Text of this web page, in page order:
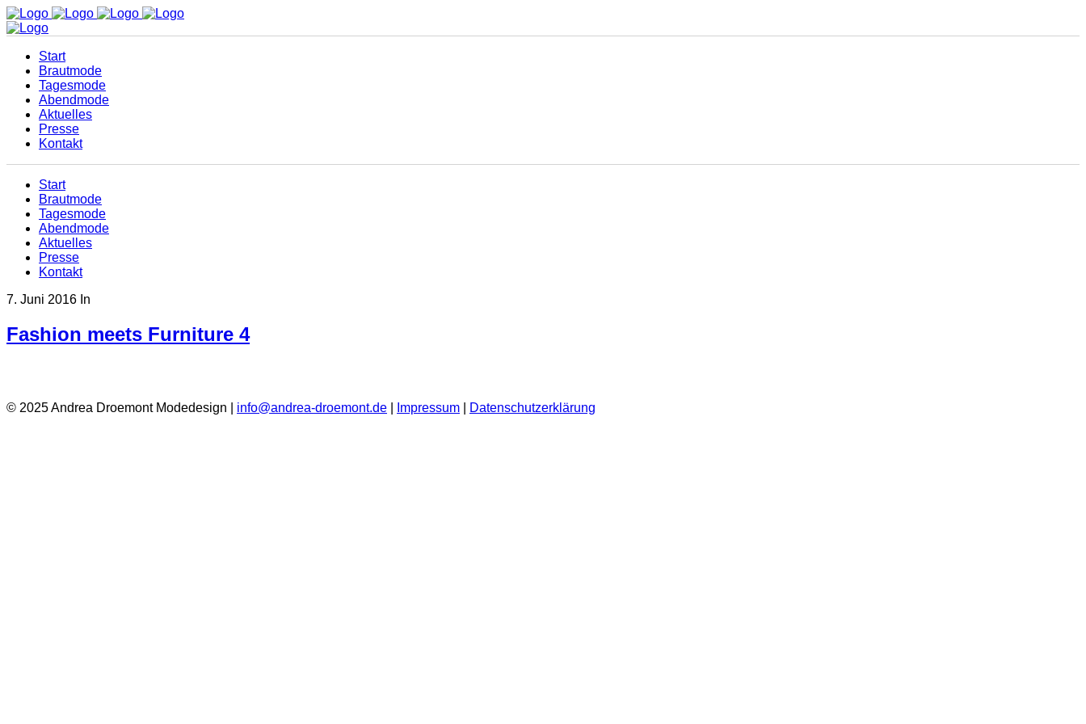
Start
Brautmode
Tagesmode
Abendmode
Aktuelles
Presse
Kontakt
Start
Brautmode
Tagesmode
Abendmode
Aktuelles
Presse
Kontakt
7. Juni 2016 In
Fashion meets Furniture 4
© 2025 Andrea Droemont Modedesign | info@andrea-droemont.de Impressum Datenschutzerklärung